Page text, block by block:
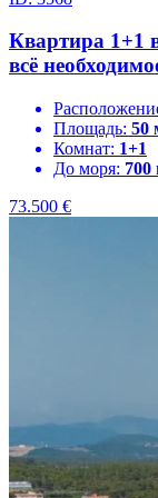
Квартира 1+1
всё
Площадь: 50
Комнат: 1+1
До моря: 700
73.500 €